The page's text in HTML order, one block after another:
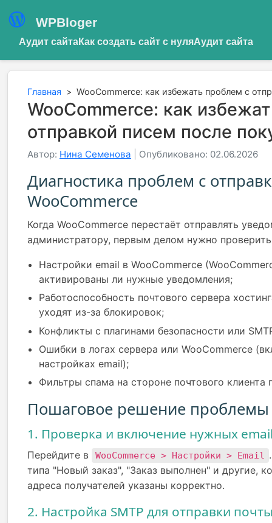
WPBloger
Аудит сайтаКак создать сайт с нуляАудит сайта
Главная > WooCommerce: как избежать проблем с
WooCommerce: как
отправкой писем после
Автор: Нина Семенова Опубликовано: 02.06.2026
Диагностика проблем с
WooCommerce
Когда WooCommerce перестаёт отправлять
администратору, первым делом нужно
Настройки email в WooCommerce
активированы ли нужные уведомления;
Работоспособность почтового сервера
уходят из-за блокировок;
Конфликты с плагинами безопасности или
Ошибки в логах сервера или WooCommerce
настройках email);
Фильтры спама на стороне почтового клиента
Пошаговое решение проблемы
1. Проверка и включение нужных
Перейдите в WooCommerce > Настройки > Email
типа "Новый заказ", "Заказ выполнен" и другие,
адреса получателей указаны корректно.
2. Настройка SMTP для отправки